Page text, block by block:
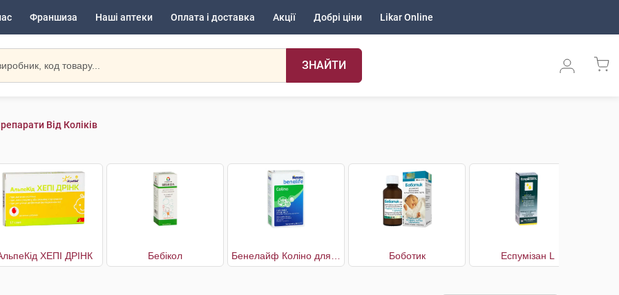
Франшиза Наші аптеки Оплата і доставка Акції Добрі ціни Likar Online
ЗНАЙТИ
Від Коліків
ХЕПІ ДРІНК Бебікол Боботик Еспумізан L